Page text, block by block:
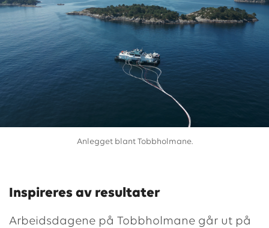
Anlegget blant Tobbholmane.
Inspireres av resultater
Arbeidsdagene på Tobbholmane går ut på